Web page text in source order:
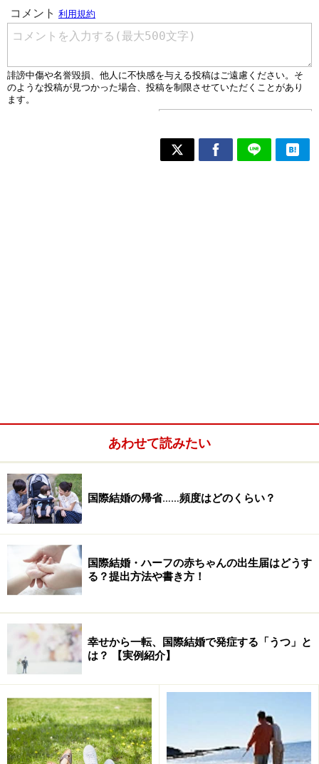
あわせて読みたい
国際結婚の帰省……頻度はどのくらい？
国際結婚・ハーフの赤ちゃんの出生届はどうす
る？提出方法や書き方！
幸せから一転、国際結婚で発症する「うつ」と
は？ 【実例紹介】